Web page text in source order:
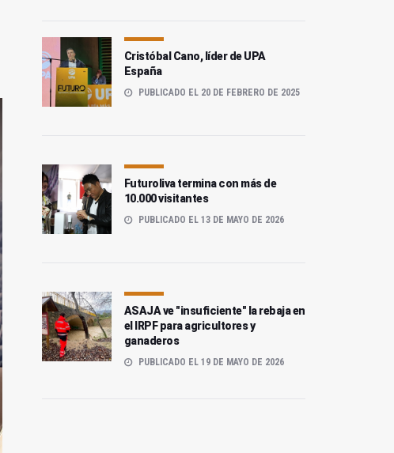
Cristóbal Cano, líder de UPA
España
PUBLICADO EL 20 DE FEBRERO DE 2025
Futuroliva termina con más de
10.000 visitantes
PUBLICADO EL 13 DE MAYO DE 2026
ASAJA ve "insuficiente" la rebaja en
el IRPF para agricultores y
ganaderos
PUBLICADO EL 19 DE MAYO DE 2026